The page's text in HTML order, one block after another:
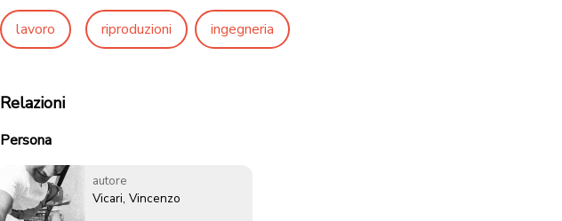
lavoro riproduzioni ingegneria
Relazioni
Persona
autore
Vicari, Vincenzo